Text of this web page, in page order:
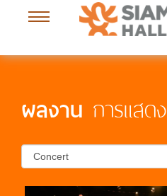
ผลงาน การแสดง